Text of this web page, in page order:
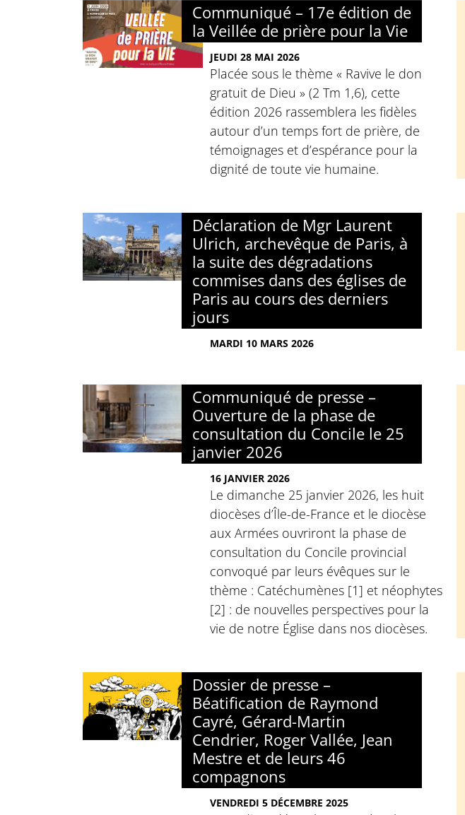
Communiqué – 17e édition de
la Veillée de prière pour la Vie
JEUDI 28 MAI 2026
Placée sous le thème « Ravive le don
gratuit de Dieu » (2 Tm 1,6), cette
édition 2026 rassemblera les fidèles
autour d’un temps fort de prière, de
témoignages et d’espérance pour la
dignité de toute vie humaine.
Déclaration de Mgr Laurent
Ulrich, archevêque de Paris, à
la suite des dégradations
commises dans des églises de
Paris au cours des derniers
jours
MARDI 10 MARS 2026
Communiqué de presse –
Ouverture de la phase de
consultation du Concile le 25
janvier 2026
16 JANVIER 2026
Le dimanche 25 janvier 2026, les huit
diocèses d’Île-de-France et le diocèse
aux Armées ouvriront la phase de
consultation du Concile provincial
convoqué par leurs évêques sur le
thème : Catéchumènes [1] et néophytes
[2] : de nouvelles perspectives pour la
vie de notre Église dans nos diocèses.
Dossier de presse –
Béatification de Raymond
Cayré, Gérard-Martin
Cendrier, Roger Vallée, Jean
Mestre et de leurs 46
compagnons
VENDREDI 5 DÉCEMBRE 2025